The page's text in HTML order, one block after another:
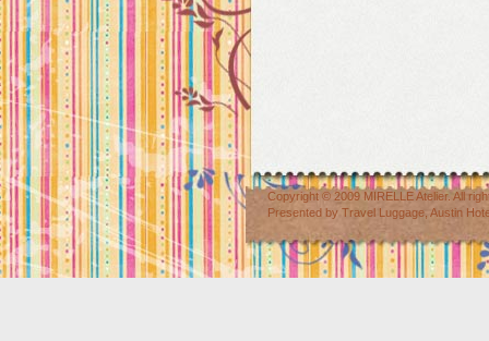
Copyright © 2009 MIRELLE Atelier. All
Presented by Travel Luggage Austin